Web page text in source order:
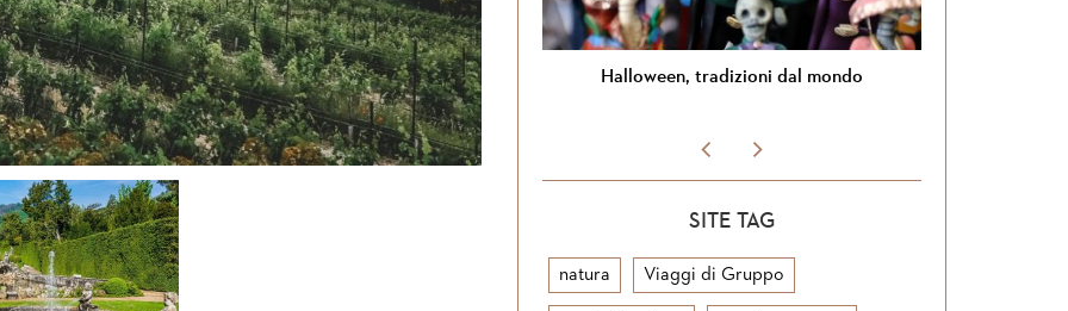
Halloween, tradizioni dal mondo Si torna in Giordania
SITE TAG
natura Viaggi di Gruppo